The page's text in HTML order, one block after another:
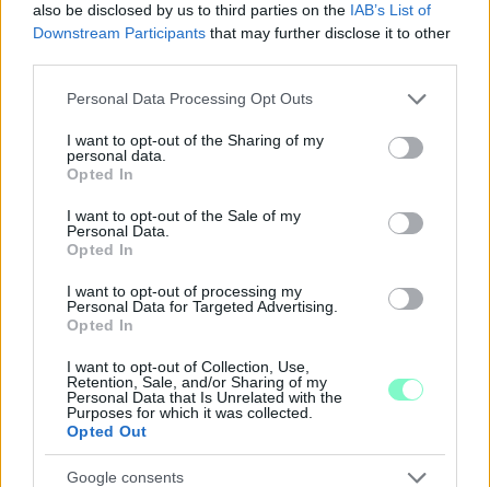
also be disclosed by us to third parties on the IAB’s List of
Downstream Participants that may further disclose it to other
Please note that this website/app uses one or more Google
not limited to your visit or usage behaviour. You may click to
grant or deny consent to Google and its third-party tags to
use your data for below specified purposes in below Google
consent section.
Personal Data Processing Opt Outs
I want to opt-out of the Sharing of my
personal data.
Opted In
I want to opt-out of the Sale of my
Personal Data.
Opted In
I want to opt-out of processing my
Personal Data for Targeted Advertising.
Opted In
I want to opt-out of Collection, Use,
Retention, Sale, and/or Sharing of my
Personal Data that Is Unrelated with the
Purposes for which it was collected.
Opted Out
Google consents
A NAPOKBAN BEFEJEZŐDIK A GYŐRI
DÍSZKIVILÁGÍTÁS LEKAPCSOLÁSA
A város 77 helyszínén zajlik a munkavégzés, a Győr Projekt
Szólj hozzá!